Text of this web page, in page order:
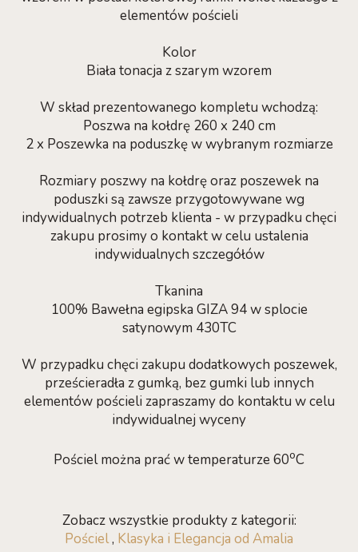
elementów pościeli
Kolor
Biała tonacja z szarym wzorem
W skład prezentowanego kompletu wchodzą:
Poszwa na kołdrę 260 x 240 cm
2 x Poszewka na poduszkę w wybranym rozmiarze
Rozmiary poszwy na kołdrę oraz poszewek na
poduszki są zawsze przygotowywane wg
indywidualnych potrzeb klienta - w przypadku chęci
zakupu prosimy o kontakt w celu ustalenia
indywidualnych szczegółów
Tkanina
100% Bawełna egipska GIZA 94 w splocie
satynowym 430TC
W przypadku chęci zakupu dodatkowych poszewek,
prześcieradła z gumką, bez gumki lub innych
elementów pościeli zapraszamy do kontaktu w celu
indywidualnej wyceny
Pościel można prać w temperaturze 60oC
Zobacz wszystkie produkty z kategorii:
Pościel, Klasyka i Elegancja od Amalia